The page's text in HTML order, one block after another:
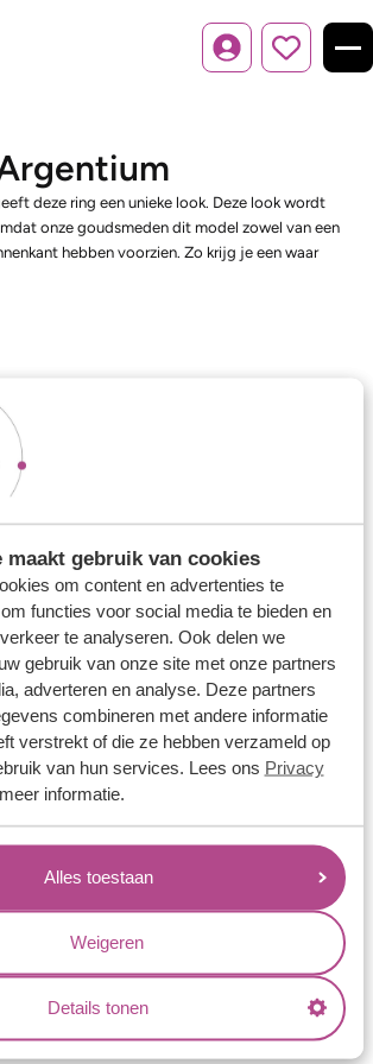
maakt gebruik van cookies
om content en advertenties te
functies voor social media te bieden en
te analyseren. Ook delen we
gebruik van onze site met onze partners
adverteren en analyse. Deze partners
combineren met andere informatie
verstrekt of die ze hebben verzameld op
van hun services. Lees ons Privacy
informatie.
Alles toestaan
Weigeren
Details tonen
Inloggen
deze ring een unieke look. Deze look wordt
onze goudsmeden dit model zowel van een
hebben voorzien. Zo krijg je een waar